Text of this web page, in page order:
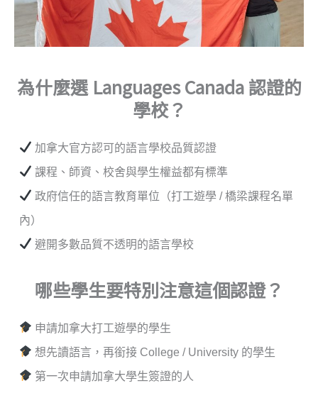
為什麼選 Languages Canada 認證的
學校？
加拿大官方認可的語言學校品質認證
課程、師資、校舍與學生權益都有標準
政府信任的語言教育單位（打工遊學 / 橋梁課程名單
內）
避開多數品質不透明的語言學校
哪些學生要特別注意這個認證？
申請加拿大打工遊學的學生
想先讀語言，再銜接 College / University 的學生
第一次申請加拿大學生簽證的人